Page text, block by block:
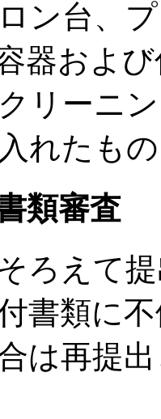
ン台、
器およ
リーニ
れたも
類審査
ろえて
書類に
は再提